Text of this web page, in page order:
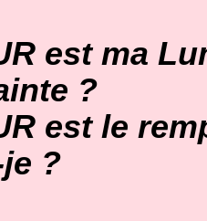
est ma
?
est le
?